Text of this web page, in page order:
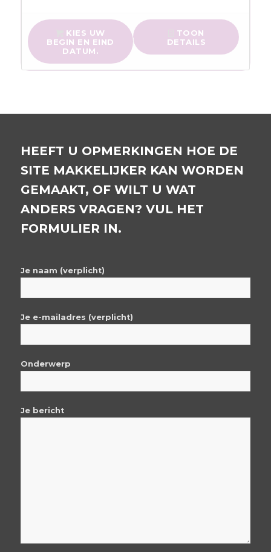
KIES UW
BEGIN EN EIND
DATUM.
TOON
DETAILS
HEEFT U OPMERKINGEN HOE DE
SITE MAKKELIJKER KAN WORDEN
GEMAAKT, OF WILT U WAT
ANDERS VRAGEN? VUL HET
FORMULIER IN.
Je naam (verplicht)
Je e-mailadres (verplicht)
Onderwerp
Je bericht